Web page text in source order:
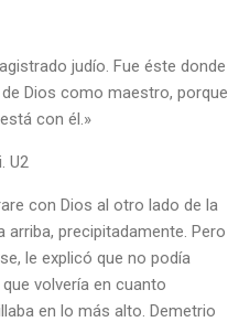
judío. Fue éste donde
Dios como maestro, porque
con él.»
U2
con Dios al otro lado de la
precipitadamente. Pero
le explicó que no podía
volvería en cuanto
en lo más alto. Demetrio